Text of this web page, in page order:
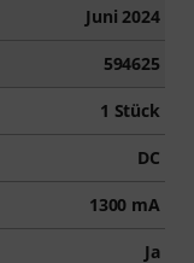
Juni 2024
594625
1 Stück
DC
1300 mA
Ja